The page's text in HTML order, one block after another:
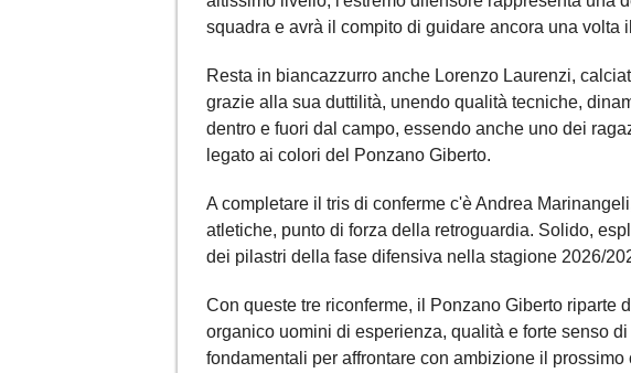
squadra e avrà il compito di guidare ancora una volta
Resta in biancazzurro anche Lorenzo Laurenzi,
grazie alla sua duttilità, unendo qualità tecniche,
dentro e fuori dal campo, essendo anche uno dei
legato ai colori del Ponzano Giberto.
A completare il tris di conferme c'è Andrea
atletiche, punto di forza della retroguardia. Solido,
dei pilastri della fase difensiva nella stagione 2026/
Con queste tre riconferme, il Ponzano Giberto riparte
organico uomini di esperienza, qualità e forte senso
fondamentali per affrontare con ambizione il prossimo